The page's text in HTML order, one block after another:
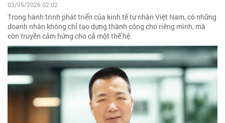
02/05/2026 02:02
Trong hành trình phát triển của kinh tế tư nhân Việt Nam, có những
doanh nhân không chỉ tạo dựng thành công cho riêng mình, mà
còn truyền cảm hứng cho cả một thế hệ.